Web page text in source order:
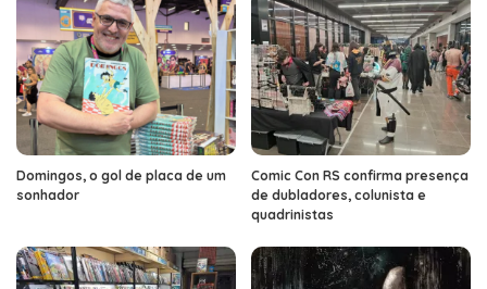
Domingos, o gol de placa de um
sonhador
Comic Con RS confirma presença
de dubladores, colunista e
quadrinistas